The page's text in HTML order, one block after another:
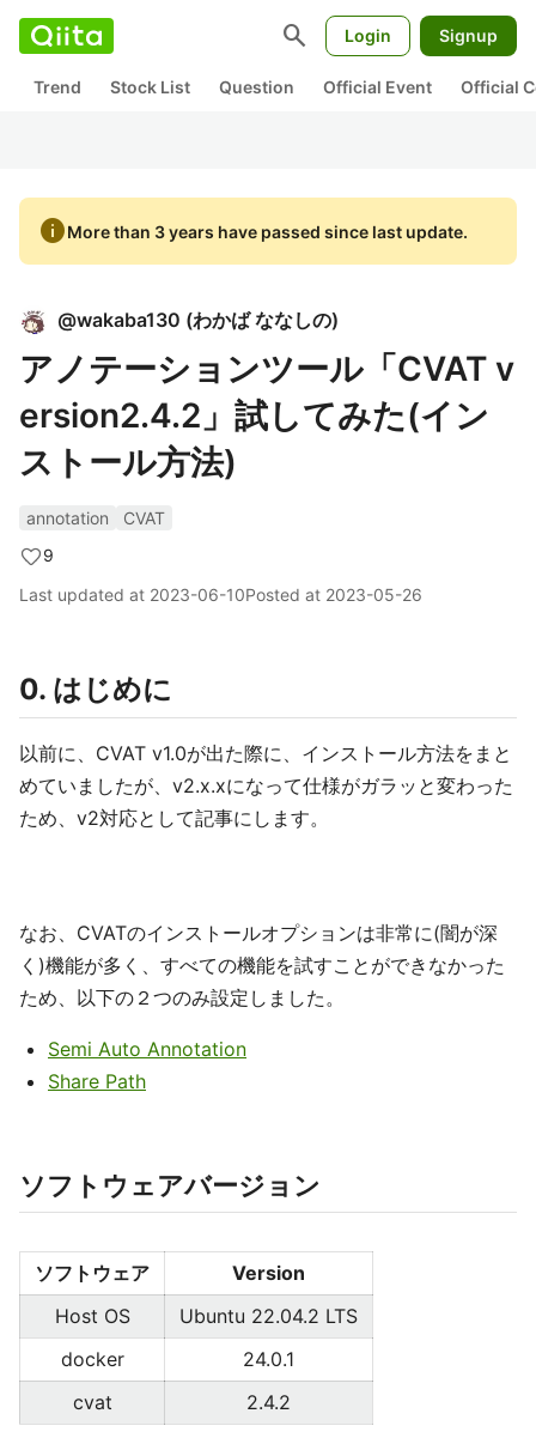
search Login Signup
Trend Stock List Question Official Event Official
infoMore than 3 years have passed since last update.
@wakaba130 (わかば ななしの)
アノテーションツール「CVAT v
ersion2.4.2」試してみた(イン
ストール方法)
annotation
CVAT
9
Last updated at 2023-06-10Posted at 2023-05-26
0. はじめに
以前に、CVAT v1.0が出た際に、インストール方法をまと
めていましたが、v2.x.xになって仕様がガラッと変わった
ため、v2対応として記事にします。
なお、CVATのインストールオプションは非常に(闇が深
く)機能が多く、すべての機能を試すことができなかった
ため、以下の２つのみ設定しました。
Semi Auto Annotation
Share Path
ソフトウェアバージョン
ソフトウェア
Version
Host OS
Ubuntu 22.04.2 LTS
docker
24.0.1
cvat
2.4.2